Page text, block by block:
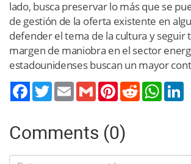
lado, busca preservar lo más que se
de gestión de la oferta existente en
defender el tema de la cultura y seguir
margen de maniobra en el sector
estadounidenses buscan un mayor
TwitterEmail Gmail PinterestReddit
Comments (0)